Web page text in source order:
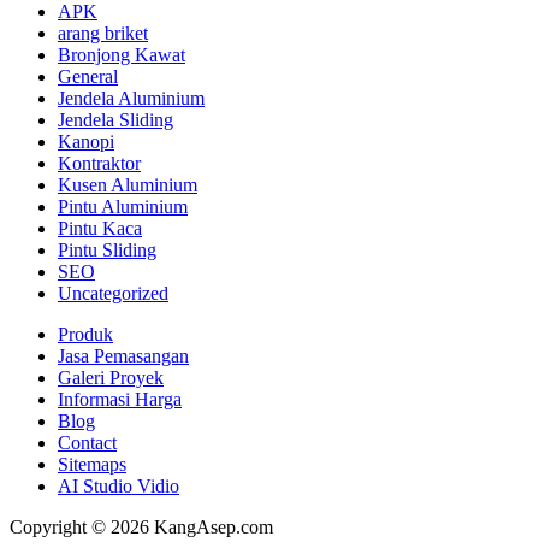
APK
arang briket
Bronjong Kawat
General
Jendela Aluminium
Jendela Sliding
Kanopi
Kontraktor
Kusen Aluminium
Pintu Aluminium
Pintu Kaca
Pintu Sliding
SEO
Uncategorized
Produk
Jasa Pemasangan
Galeri Proyek
Informasi Harga
Blog
Contact
Sitemaps
AI Studio Vidio
Copyright © 2026 KangAsep.com